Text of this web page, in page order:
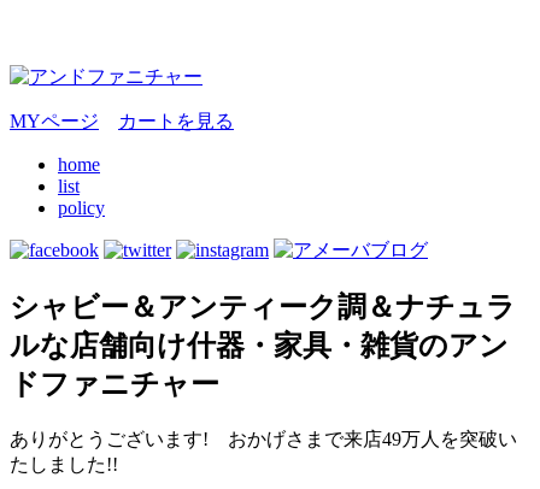
MYページ カートを見る
home
list
policy
シャビー＆アンティーク調＆ナチュラ
ルな店舗向け什器・家具・雑貨のアン
ドファニチャー
ありがとうございます! おかげさまで来店49万人を突破い
たしました!!